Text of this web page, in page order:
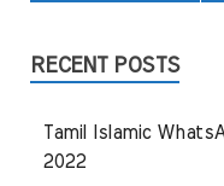
RECENT POSTS
Tamil Islamic
2022